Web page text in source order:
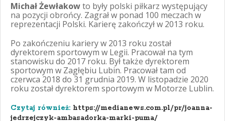
Michał Żewłakowto były polski piłkarz występujący
na pozycji obrońcy. Zagrał w ponad 100 meczach w
reprezentacji Polski. Karierę zakończył w 2013 roku.
Po zakończeniu kariery w 2013 roku został
dyrektorem sportowym w Legii. Pracował na tym
stanowisku do 2017 roku. Był także dyrektorem
sportowym w Zagłębiu Lubin. Pracował tam od
czerwca 2018 do 31 grudnia 2019. W listopadzie 2020
roku został dyrektorem sportowym w Motorze Lublin.
Czytaj również: https://medianews.com.pl/pr/joanna-
jedrzejczyk-ambasadorka-marki-puma/